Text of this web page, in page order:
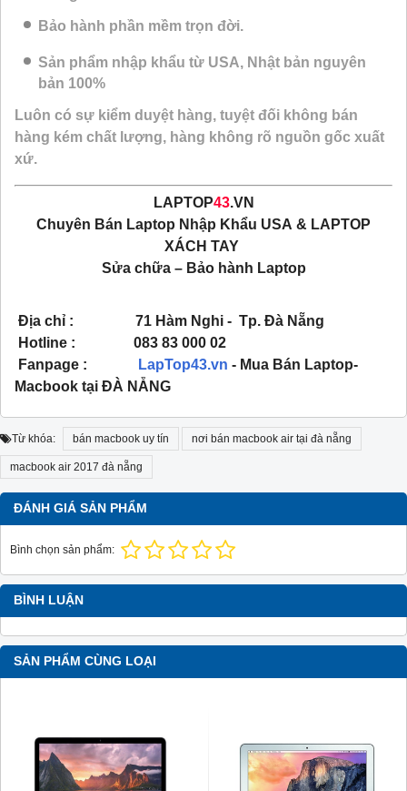
Bảo hành phần mềm trọn đời.
Sản phẩm nhập khẩu từ USA, Nhật bản nguyên
bản 100%
Luôn có sự kiểm duyệt hàng, tuyệt đối không bán
hàng kém chất lượng, hàng không rõ nguồn gốc xuất
xứ.
LAPTOP43.VN
Chuyên Bán Laptop Nhập Khẩu USA & LAPTOP
XÁCH TAY
Sửa chữa – Bảo hành Laptop
Địa chỉ : 71 Hàm Nghi - Tp. Đà Nẵng
Hotline : 083 83 000 02
Fanpage :
LapTop43.vn - Mua Bán Laptop-
Macbook tại ĐÀ NẴNG
Từ khóa: bán macbook uy tín nơi bán macbook air tại đà nẵng
macbook air 2017 đà nẵng
ĐÁNH GIÁ SẢN PHẨM
Bình chọn sản phẩm:
BÌNH LUẬN
SẢN PHẨM CÙNG LOẠI